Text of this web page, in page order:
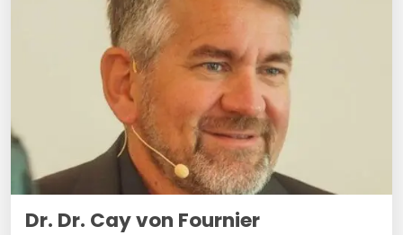
Dr. Dr. Cay von Fournier